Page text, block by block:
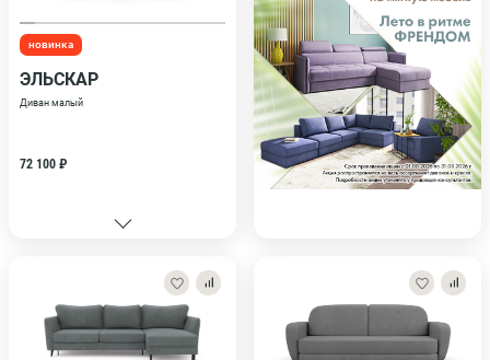
новинка
ЭЛЬСКАР
Диван малый
72 100 ₽